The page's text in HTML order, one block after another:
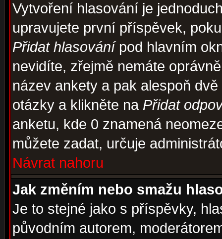
Vytvoření hlasování je
upravujete první příspěvek,
Přidat hlasovánípod hlavním
nevidíte, zřejmě nemáte
název ankety a pak alespoň
otázky a klikněte na Přidat
anketu, kde 0 znamená
můžete zadat, určuje
Návrat nahoru
Jak změním nebo smažu
Je to stejné jako s příspěvky,
původním autorem,